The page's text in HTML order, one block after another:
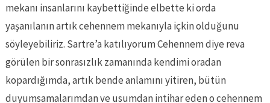
mekanı insanlarını kaybettiğinde elbette ki orda
yaşanılanın artık cehennem mekanıyla içkin olduğunu
söyleyebiliriz. Sartre’a katılıyorum Cehennem diye reva
görülen bir sonrasızlık zamanında kendimi oradan
kopardığımda, artık bende anlamını yitiren, bütün
duyumsamalarımdan ve usumdan intihar eden o cehennem